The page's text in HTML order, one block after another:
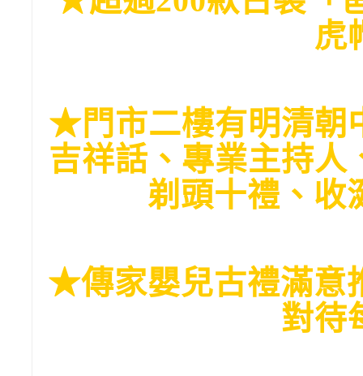
虎
★門市二樓有明清朝
吉祥話、專業主持人
剃頭十禮、收
★傳家嬰兒古禮滿意
對待